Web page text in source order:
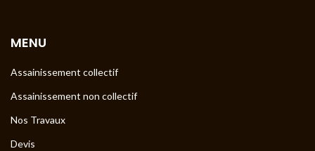
MENU
Assainissement collectif
Assainissement non collectif
Nos Travaux
Devis